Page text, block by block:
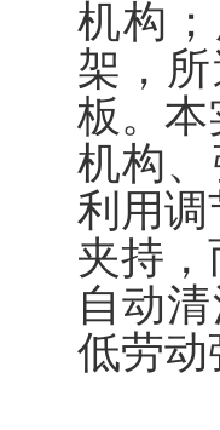
机构
架，
板。本
机构
利用调
夹持
自动
低劳动